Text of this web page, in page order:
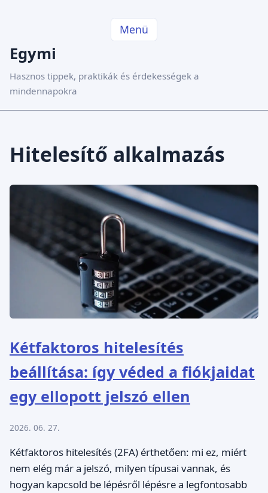
Menü
Egymi
Hasznos tippek, praktikák és érdekességek a
mindennapokra
Hitelesítő alkalmazás
Kétfaktoros hitelesítés
beállítása: így véded a fiókjaidat
egy ellopott jelszó ellen
2026. 06. 27.
Kétfaktoros hitelesítés (2FA) érthetően: mi ez, miért
nem elég már a jelszó, milyen típusai vannak, és
hogyan kapcsold be lépésről lépésre a legfontosabb